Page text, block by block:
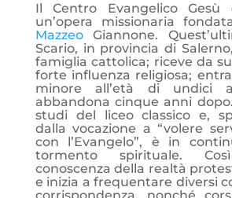
Il Centro Evangelico
un’opera missionaria
MazzeoGiannone.
Scario, in provincia di
famiglia cattolica; riceve da
forte influenza religiosa;
minore all’età di undici
abbandona cinque anni
studi del liceo classico e,
dalla vocazione a “volere
con l’Evangelo”, è in
tormento spirituale.
conoscenza della realtà
e inizia a frequentare diversi